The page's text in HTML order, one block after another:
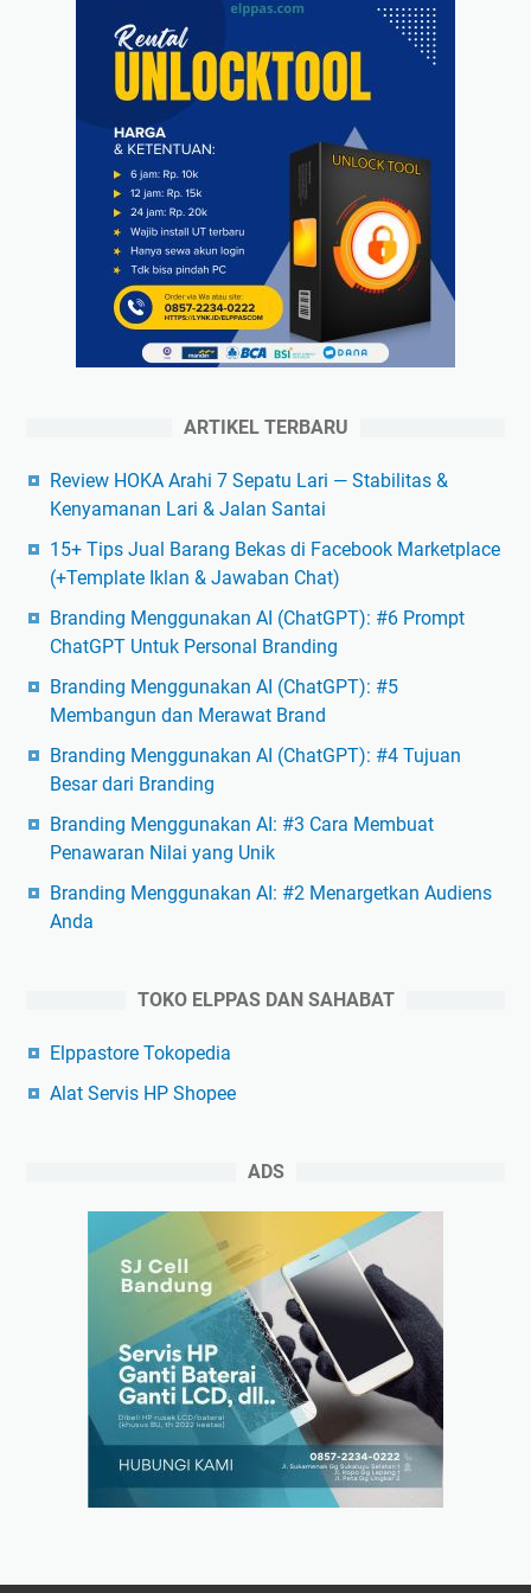
ARTIKEL TERBARU
Review HOKA Arahi 7 Sepatu Lari — Stabilitas &
Kenyamanan Lari & Jalan Santai
15+ Tips Jual Barang Bekas di Facebook Marketplace
(+Template Iklan & Jawaban Chat)
Branding Menggunakan AI (ChatGPT): #6 Prompt
ChatGPT Untuk Personal Branding
Branding Menggunakan AI (ChatGPT): #5
Membangun dan Merawat Brand
Branding Menggunakan AI (ChatGPT): #4 Tujuan
Besar dari Branding
Branding Menggunakan AI: #3 Cara Membuat
Penawaran Nilai yang Unik
Branding Menggunakan AI: #2 Menargetkan Audiens
Anda
TOKO ELPPAS DAN SAHABAT
Elppastore Tokopedia
Alat Servis HP Shopee
ADS